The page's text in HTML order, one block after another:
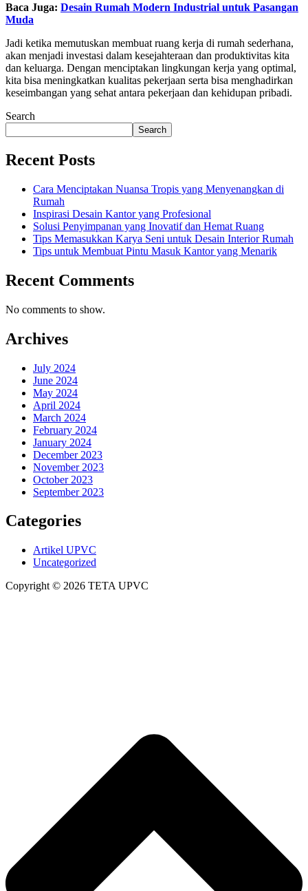
Baca Juga: Desain Rumah Modern Industrial untuk Pasangan
Muda
Jadi ketika memutuskan membuat ruang kerja di rumah sederhana,
akan menjadi investasi dalam kesejahteraan dan produktivitas kita
dan keluarga. Dengan menciptakan lingkungan kerja yang optimal,
kita bisa meningkatkan kualitas pekerjaan serta bisa menghadirkan
keseimbangan yang sehat antara pekerjaan dan kehidupan pribadi.
Search
Search
Recent Posts
Cara Menciptakan Nuansa Tropis yang Menyenangkan di
Rumah
Inspirasi Desain Kantor yang Profesional
Solusi Penyimpanan yang Inovatif dan Hemat Ruang
Tips Memasukkan Karya Seni untuk Desain Interior Rumah
Tips untuk Membuat Pintu Masuk Kantor yang Menarik
Recent Comments
No comments to show.
Archives
July 2024
June 2024
May 2024
April 2024
March 2024
February 2024
January 2024
December 2023
November 2023
October 2023
September 2023
Categories
Artikel UPVC
Uncategorized
Copyright © 2026 TETA UPVC